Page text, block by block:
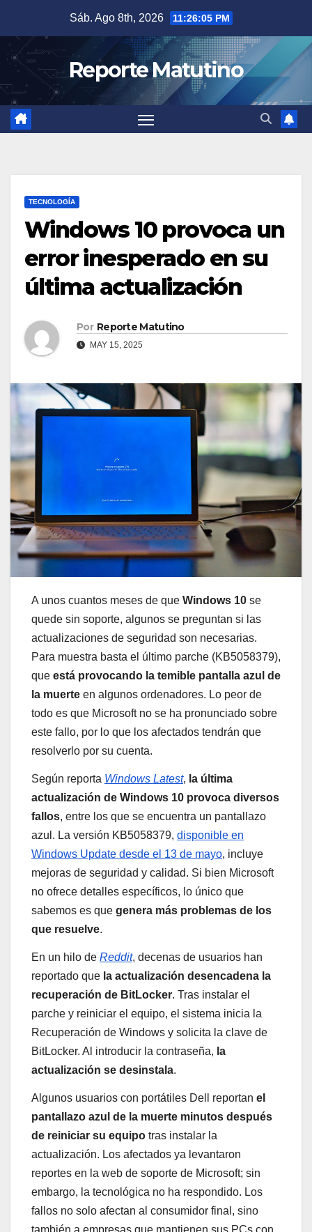
contenido
Sáb. Ago 8th, 2026 11:26:06 PM
Reporte Matutino
TECNOLOGÍA
Windows 10 provoca un
error inesperado en su
última actualización
Por Reporte Matutino
MAY 15, 2025
A unos cuantos meses de que Windows 10 se
quede sin soporte, algunos se preguntan si las
actualizaciones de seguridad son necesarias.
Para muestra basta el último parche (KB5058379),
que está provocando la temible pantalla azul de
la muerte en algunos ordenadores. Lo peor de
todo es que Microsoft no se ha pronunciado sobre
este fallo, por lo que los afectados tendrán que
resolverlo por su cuenta.
Según reporta Windows Latest, la última
actualización de Windows 10 provoca diversos
fallos, entre los que se encuentra un pantallazo
azul. La versión KB5058379, disponible en
Windows Update desde el 13 de mayo, incluye
mejoras de seguridad y calidad. Si bien Microsoft
no ofrece detalles específicos, lo único que
sabemos es que genera más problemas de los
que resuelve.
En un hilo de Reddit, decenas de usuarios han
reportado que la actualización desencadena la
recuperación de BitLocker. Tras instalar el
parche y reiniciar el equipo, el sistema inicia la
Recuperación de Windows y solicita la clave de
BitLocker. Al introducir la contraseña, la
actualización se desinstala.
Algunos usuarios con portátiles Dell reportan el
pantallazo azul de la muerte minutos después
de reiniciar su equipo tras instalar la
actualización. Los afectados ya levantaron
reportes en la web de soporte de Microsoft; sin
embargo, la tecnológica no ha respondido. Los
fallos no solo afectan al consumidor final, sino
también a empresas que mantienen sus PCs con